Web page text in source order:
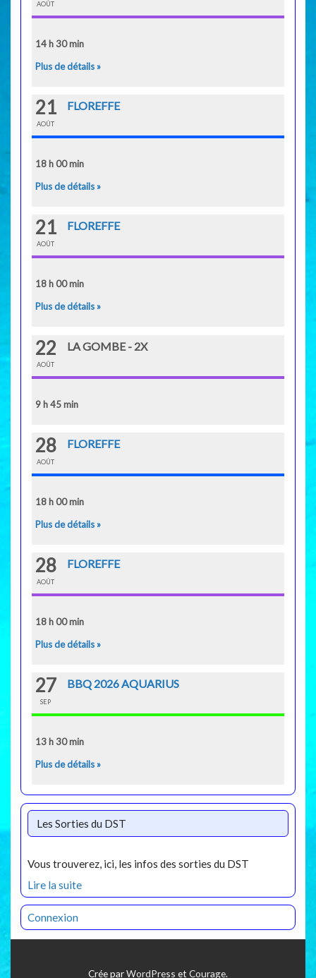
AOÛT
14 h 30 min
Plus de détails »
21
AOÛT
FLOREFFE
18 h 00 min
Plus de détails »
21
AOÛT
FLOREFFE
18 h 00 min
Plus de détails »
22
AOÛT
LA GOMBE - 2X
9 h 45 min
28
AOÛT
FLOREFFE
18 h 00 min
Plus de détails »
28
AOÛT
FLOREFFE
18 h 00 min
Plus de détails »
27
SEP
BBQ 2026 AQUARIUS
13 h 30 min
Plus de détails »
Les Sorties du DST
Vous trouverez, ici, les infos des sorties du DST
Lire la suite
Connexion
Crée parWordPress et Courage.